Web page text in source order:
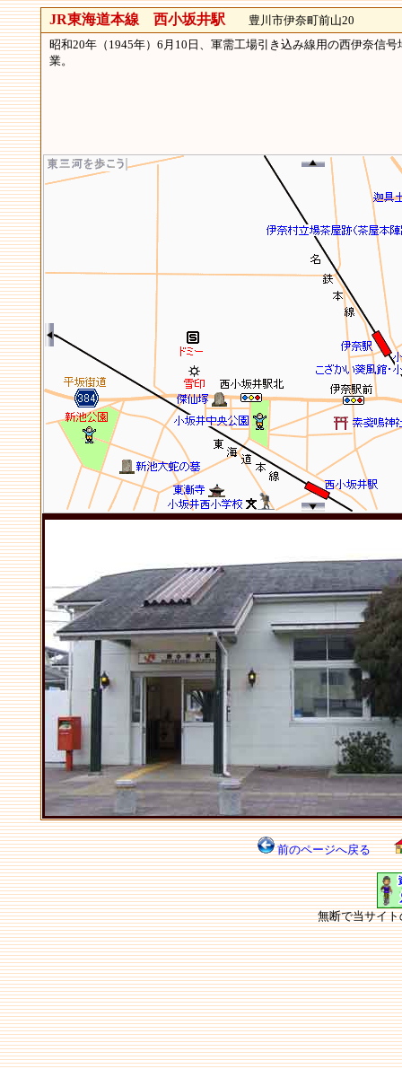
JR東海道本線 西小坂井駅豊川市伊奈町前山20
昭和20年（1945年）6月10日、軍需工場引き込み線用の西伊奈信
業。
前のページへ戻る
無断で当サイ